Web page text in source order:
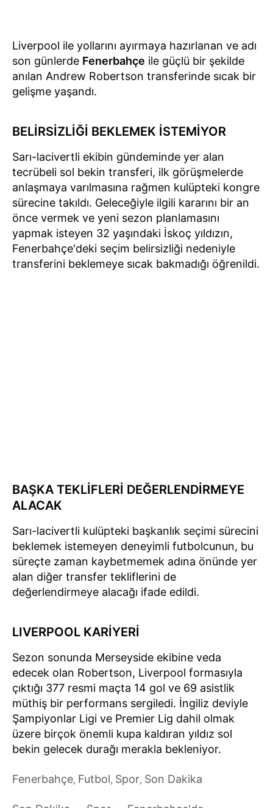
Liverpool ile yollarını ayırmaya hazırlanan ve adı
son günlerde Fenerbahçe ile güçlü bir şekilde
anılan Andrew Robertson transferinde sıcak bir
gelişme yaşandı.
BELİRSİZLİĞİ BEKLEMEK İSTEMİYOR
Sarı-lacivertli ekibin gündeminde yer alan
tecrübeli sol bekin transferi, ilk görüşmelerde
anlaşmaya varılmasına rağmen kulüpteki kongre
sürecine takıldı. Geleceğiyle ilgili kararını bir an
önce vermek ve yeni sezon planlamasını
yapmak isteyen 32 yaşındaki İskoç yıldızın,
Fenerbahçe'deki seçim belirsizliği nedeniyle
transferini beklemeye sıcak bakmadığı öğrenildi.
BAŞKA TEKLİFLERİ DEĞERLENDİRMEYE
ALACAK
Sarı-lacivertli kulüpteki başkanlık seçimi sürecini
beklemek istemeyen deneyimli futbolcunun, bu
süreçte zaman kaybetmemek adına önünde yer
alan diğer transfer tekliflerini de
değerlendirmeye alacağı ifade edildi.
LIVERPOOL KARİYERİ
Sezon sonunda Merseyside ekibine veda
edecek olan Robertson, Liverpool formasıyla
çıktığı 377 resmi maçta 14 gol ve 69 asistlik
müthiş bir performans sergiledi. İngiliz deviyle
Şampiyonlar Ligi ve Premier Lig dahil olmak
üzere birçok önemli kupa kaldıran yıldız sol
bekin gelecek durağı merakla bekleniyor.
Fenerbahçe, Futbol, Spor, Son Dakika